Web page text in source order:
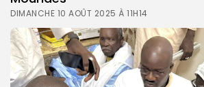
DIMANCHE 10 AOÛT 2025 À 11H14